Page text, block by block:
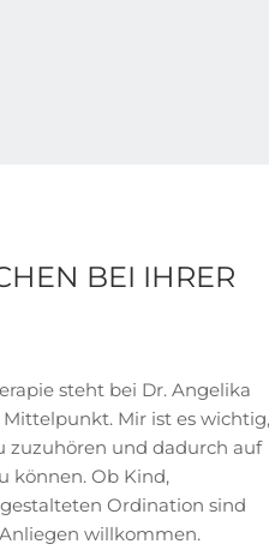
BEI IHRER
steht bei Dr. Angelika
Mir ist es wichtig,
und dadurch auf
können. Ob Kind,
Ordination sind
willkommen.